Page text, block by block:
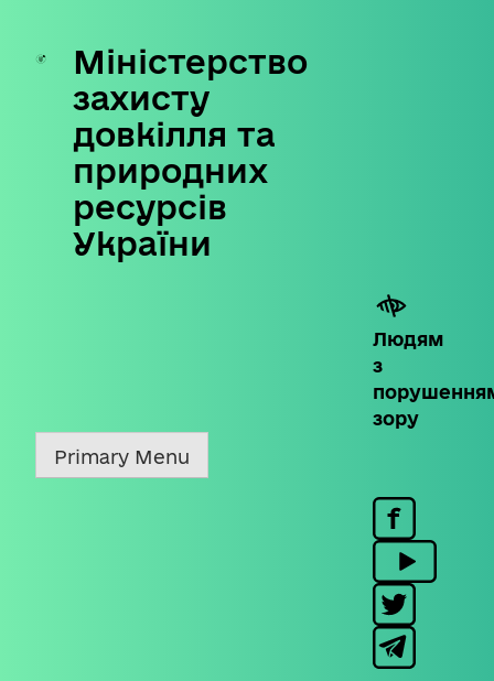
Skip
content
Міністерство
захисту
довкілля та
природних
ресурсів
України
Людям
з
зору
Primary Menu